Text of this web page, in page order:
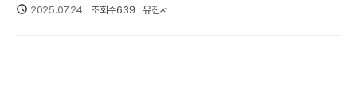
2025.07.24 조회수639 유진서